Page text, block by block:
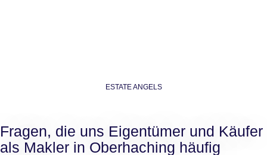
ESTATE ANGELS
Fragen, die uns Eigentümer und Käufer
als Makler in Oberhaching häufig